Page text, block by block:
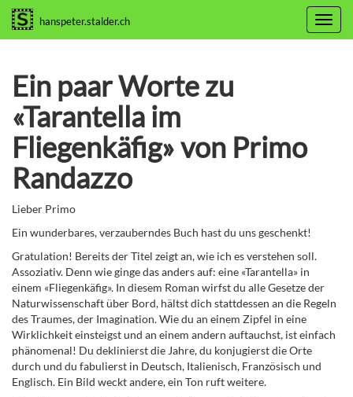
hanspeter.stalder.ch
Ein paar Worte zu
«Tarantella im
Fliegenkäfig» von Primo
Randazzo
Lieber Primo
Ein wunderbares, verzauberndes Buch hast du uns geschenkt!
Gratulation! Bereits der Titel zeigt an, wie ich es verstehen soll.
Assoziativ. Denn wie ginge das anders auf: eine «Tarantella» in
einem «Fliegenkäfig». In diesem Roman wirfst du alle Gesetze der
Naturwissenschaft über Bord, hältst dich stattdessen an die Regeln
des Traumes, der Imagination. Wie du an einem Zipfel in eine
Wirklichkeit einsteigst und an einem andern auftauchst, ist einfach
phänomenal! Du deklinierst die Jahre, du konjugierst die Orte
durch und du fabulierst in Deutsch, Italienisch, Französisch und
Englisch. Ein Bild weckt andere, ein Ton ruft weitere.